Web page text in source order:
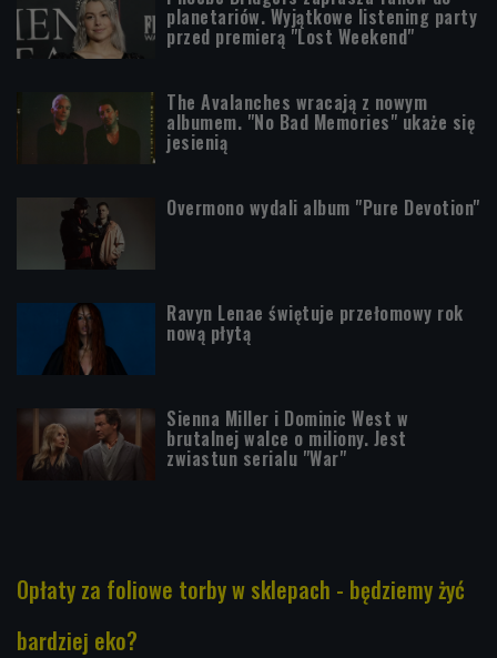
planetariów. Wyjątkowe listening party
przed premierą "Lost Weekend"
The Avalanches wracają z nowym
albumem. "No Bad Memories" ukaże się
jesienią
Overmono wydali album "Pure Devotion"
Ravyn Lenae świętuje przełomowy rok
nową płytą
Sienna Miller i Dominic West w
brutalnej walce o miliony. Jest
zwiastun serialu "War"
Opłaty za foliowe torby w sklepach - będziemy żyć
bardziej eko?